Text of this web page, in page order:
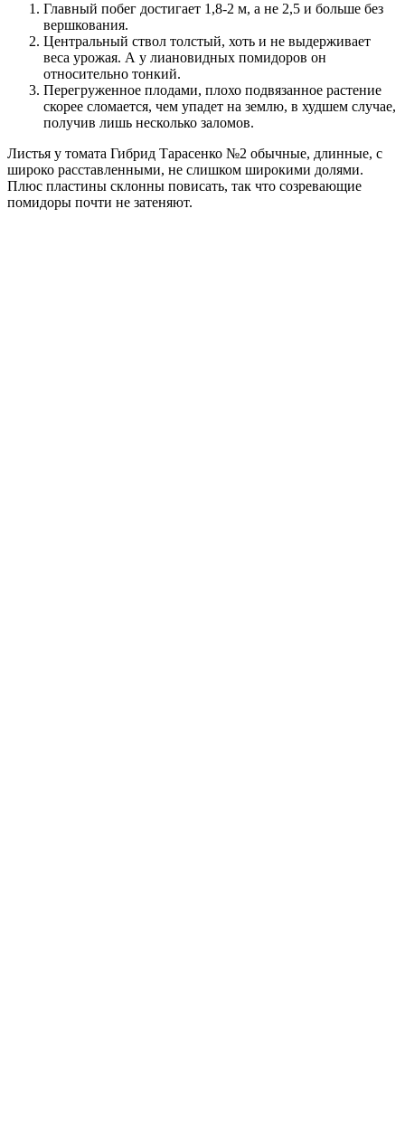
Главный побег достигает 1,8-2 м, а не 2,5 и больше без
вершкования.
Центральный ствол толстый, хоть и не выдерживает
веса урожая. А у лиановидных помидоров он
относительно тонкий.
Перегруженное плодами, плохо подвязанное растение
скорее сломается, чем упадет на землю, в худшем случае,
получив лишь несколько заломов.
Листья у томата Гибрид Тарасенко №2 обычные, длинные, с
широко расставленными, не слишком широкими долями.
Плюс пластины склонны повисать, так что созревающие
помидоры почти не затеняют.